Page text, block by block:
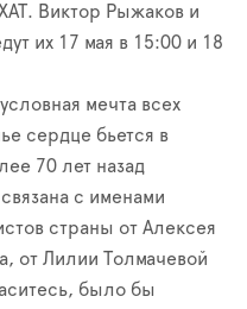
Виктор Рыжаков и
их 17 мая в 15:00 и 18
мечта всех
сердце бьется в
70 лет назад
с именами
страны от Алексея
от Лилии Толмачевой
было бы